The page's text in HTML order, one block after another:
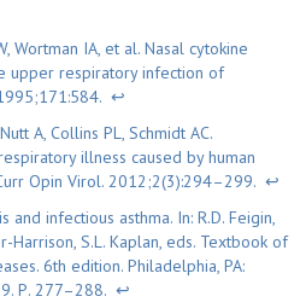
Wortman IA, et al. Nasal cytokine
upper respiratory infection of
↩
A, Collins PL, Schmidt AC.
illness caused by human
Opin Virol. 2012;2(3):294–299. ↩
and infectious asthma. In: R.D. Feigin,
Harrison, S.L. Kaplan, eds. Textbook of
6th edition. Philadelphia, PA:
Р. 277–288. ↩